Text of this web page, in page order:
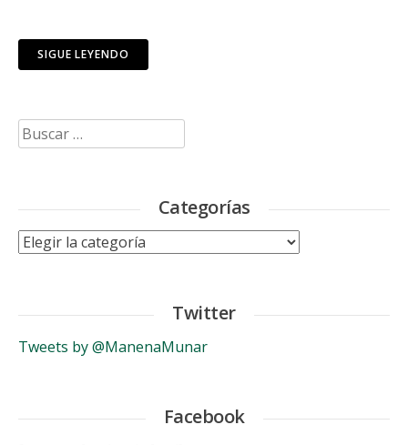
SIGUE LEYENDO
Buscar:
Categorías
Categorías
Twitter
Tweets by @ManenaMunar
Facebook